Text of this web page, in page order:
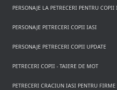
PERSONAJE LA PETRECERI PENTRU
PERSONAJE PETRECERI COPII IASI
PERSONAJE PETRECERI COPII UPDATE
PETRECERI COPII - TAIERE DE MOT
PETRECERI CRACIUN IASI PENTRU